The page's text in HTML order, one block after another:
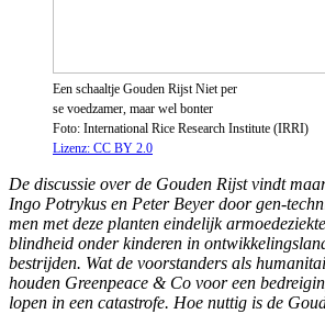
Een schaaltje Gouden Rijst Niet per
se voedzamer, maar wel bonter
Foto: International Rice Research Institute (IRRI)
Lizenz: CC BY 2.0
De discussie over de Gouden Rijst vindt
Ingo Potrykus en Peter Beyer door gen-
men met deze planten eindelijk
blindheid onder kinderen in
bestrijden. Wat de voorstanders als
houden Greenpeace & Co voor een
lopen in een catastrofe. Hoe nuttig is de